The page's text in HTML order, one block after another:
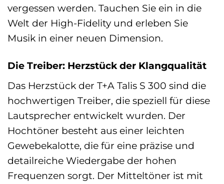
vergessen werden. Tauchen Sie ein in die
Welt der High-Fidelity und erleben Sie
Musik in einer neuen Dimension.
Die Treiber: Herzstück der Klangqualität
Das Herzstück der T+A Talis S 300 sind die
hochwertigen Treiber, die speziell für diese
Lautsprecher entwickelt wurden. Der
Hochtöner besteht aus einer leichten
Gewebekalotte, die für eine präzise und
detailreiche Wiedergabe der hohen
Frequenzen sorgt. Der Mitteltöner ist mit